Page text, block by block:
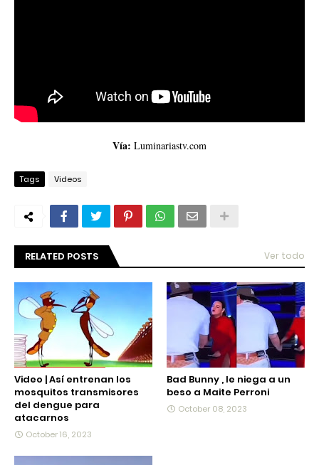
Vía: Luminariastv.com
Tags Videos
RELATED POSTS Ver todo
Video | Así entrenan los
mosquitos transmisores
del dengue para
atacarnos
October 16, 2023
Bad Bunny , le niega a un
beso a Maite Perroni
October 08, 2023